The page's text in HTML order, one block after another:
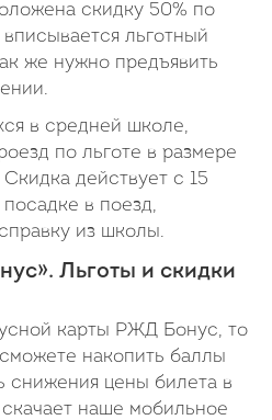
скидку 50% по
льготный
же нужно предъявить
в средней школе,
по льготе в размере
действует с 15
в поезд,
из школы.
Льготы и скидки
карты РЖД Бонус, то
накопить баллы
снижения цены билета в
скачает наше мобильное